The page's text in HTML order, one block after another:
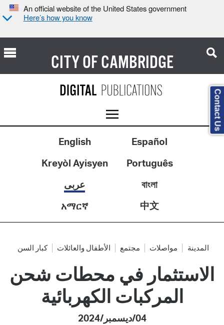
An official website of the United States government
Here’s how you know
CITY OFCAMBRIDGE
English
Español
Kreyòl Ayisyen
Português
عربى
বাংলা
አማርኛ
中文
المدينة مواصلات مجتمع الأطفال والعائلات كبار السن
الاستثمار في محطات شحن
المركبات الكهربائية
04/ديسمبر/2024
Contact Us